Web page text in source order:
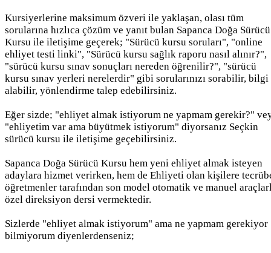
Kursiyerlerine maksimum özveri ile yaklaşan, olası tüm
sorularına hızlıca çözüm ve yanıt bulan Sapanca Doğa Sürücü
Kursu ile iletişime geçerek; "Sürücü kursu soruları", "online
ehliyet testi linki", "Sürücü kursu sağlık raporu nasıl alınır?",
"sürücü kursu sınav sonuçları nereden öğrenilir?", "sürücü
kursu sınav yerleri nerelerdir" gibi sorularınızı sorabilir, bilgi
alabilir, yönlendirme talep edebilirsiniz.
Eğer sizde; "ehliyet almak istiyorum ne yapmam gerekir?"
"ehliyetim var ama büyütmek istiyorum" diyorsanız Seçkin
sürücü kursu ile iletişime geçebilirsiniz.
Sapanca Doğa Sürücü Kursu hem yeni ehliyet almak isteyen
adaylara hizmet verirken, hem de Ehliyeti olan kişilere
öğretmenler tarafından son model otomatik ve manuel
özel direksiyon dersi vermektedir.
Sizlerde "ehliyet almak istiyorum" ama ne yapmam gerekiyor
bilmiyorum diyenlerdenseniz;